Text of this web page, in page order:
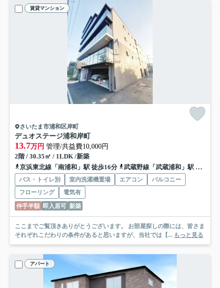
賃貸マンション
さいたま市浦和区岸町
デュオステージ浦和岸町
13.7万円 管理/共益費10,000円
2階 / 30.35㎡ / 1LDK /新築
京浜東北線「南浦和」駅 徒歩16分
武蔵野線「武蔵浦和」駅 徒歩22分
バス・トイレ別 室内洗濯機置場 エアコン
バルコニー
フローリング
電気有
仲手半額 即入居可 新築
ここまでご覧頂きありがとうございます。 お部屋探しの際には、皆さま
それぞれこだわりの条件があると思いますが、当社では【... もっと見る
アパート